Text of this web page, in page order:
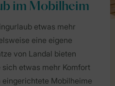
im Mobilheim
etwas mehr
eine eigene
von Landal bieten
etwas mehr Komfort
Mobilheime